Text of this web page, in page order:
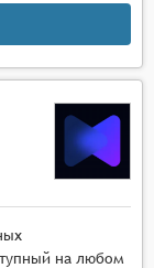
на любом